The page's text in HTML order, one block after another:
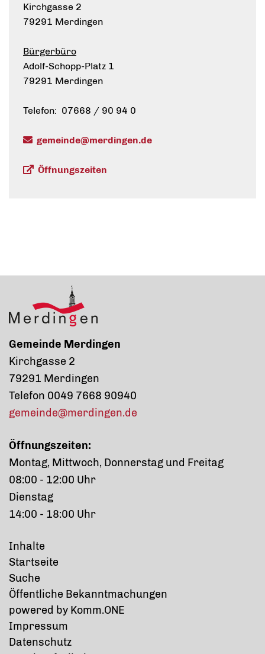
Kirchgasse 2
79291 Merdingen
Bürgerbüro
Adolf-Schopp-Platz 1
79291 Merdingen
Telefon: 07668 / 90 94 0
gemeinde@merdingen.de
Öffnungszeiten
Gemeinde Merdingen
Kirchgasse 2
79291 Merdingen
Telefon 0049 7668 90940
gemeinde@merdingen.de
Öffnungszeiten:
Montag, Mittwoch, Donnerstag und Freitag
08:00 - 12:00 Uhr
Dienstag
14:00 - 18:00 Uhr
Inhalte
Startseite
Suche
Öffentliche Bekanntmachungen
powered by Komm.ONE
Impressum
Datenschutz